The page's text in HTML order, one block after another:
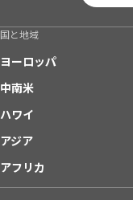
国と地域
ヨーロッパ
中南米
ハワイ
アジア
アフリカ